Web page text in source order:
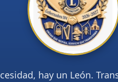
hay un León.